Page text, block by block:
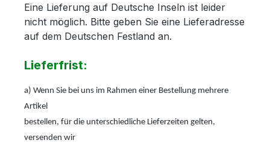
Eine Lieferung auf Deutsche Inseln ist leider
nicht möglich. Bitte geben Sie eine Lieferadresse
auf dem Deutschen Festland an.
Lieferfrist:
a) Wenn Sie bei uns im Rahmen einer Bestellung mehrere
Artikel
bestellen, für die unterschiedliche Lieferzeiten gelten,
versenden wir